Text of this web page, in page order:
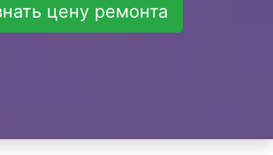
цену ремонта